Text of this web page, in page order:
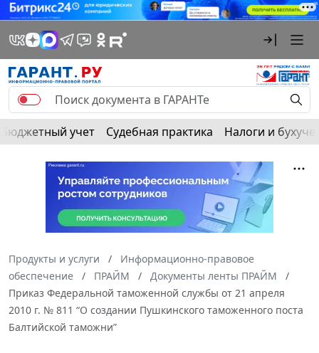
Бюджетный учет Судебная практика Налоги и
Продукты и услуги
Информационно-правовое
обеспечение
ПРАЙМ
Документы ленты ПРАЙМ
Приказ Федеральной таможенной службы от 21 апреля
2010 г. № 811 “О создании Пушкинского таможенного поста
Балтийской таможни”